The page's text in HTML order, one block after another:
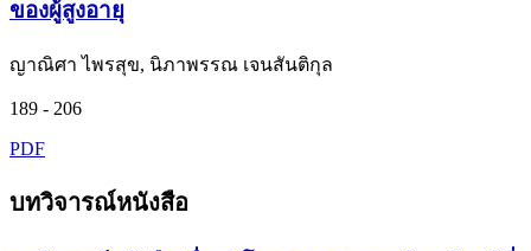
ของผู้สูงอายุ
ญาณิศา ไพรสุข, นิภาพรรณ เจนสันติกุล
189 - 206
PDF
บทวิจารณ์หนังสือ